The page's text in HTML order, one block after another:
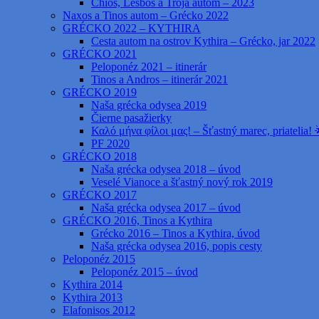
Chios, Lesbos a Trója autom – 2023
Naxos a Tinos autom – Grécko 2022
GRÉCKO 2022 – KYTHIRA
Cesta autom na ostrov Kythira – Grécko, jar 2022
GRÉCKO 2021
Peloponéz 2021 – itinerár
Tinos a Andros – itinerár 2021
GRÉCKO 2019
Naša grécka odysea 2019
Čierne pasažierky
Καλό μήνα φίλοι μας! – Šťastný marec, priatelia!
PF 2020
GRÉCKO 2018
Naša grécka odysea 2018 – úvod
Veselé Vianoce a šťastný nový rok 2019
GRÉCKO 2017
Naša grécka odysea 2017 – úvod
GRÉCKO 2016, Tinos a Kythira
Grécko 2016 – Tinos a Kythira, úvod
Naša grécka odysea 2016, popis cesty
Peloponéz 2015
Peloponéz 2015 – úvod
Kythira 2014
Kythira 2013
Elafonisos 2012